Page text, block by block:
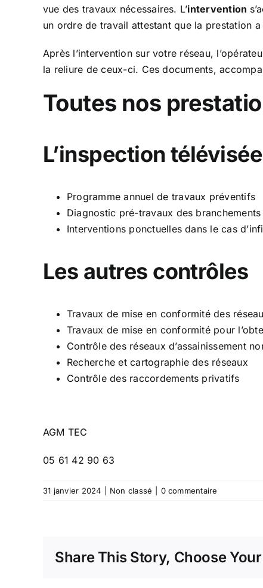
vue des travaux nécessaires. L’intervention
un ordre de travail attestant que la prestation a
Après l’intervention sur votre réseau,
la reliure de ceux-ci. Ces documents,
Toutes nos
L’inspection
Programme annuel de travaux préventifs
Diagnostic pré-travaux des
Interventions ponctuelles dans le cas
Les autres contrôles
Travaux de mise en conformité des
Travaux de mise en conformité pour
Contrôle des réseaux d’assainissement
Recherche et cartographie des réseaux
Contrôle des raccordements privatifs
​AGM TEC
05 61 42 90 63
31 janvier 2024 Non classé 0 commentaire
Share This Story, Choose